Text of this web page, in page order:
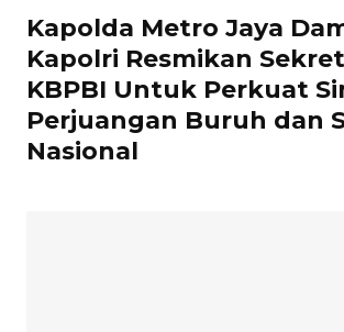
Kapolda Metro Jaya
Kapolri Resmikan
KBPBI Untuk Perkuat
Perjuangan Buruh dan
Nasional